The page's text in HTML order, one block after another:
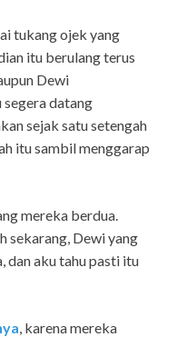
tukang ojek yang
itu berulang terus
Dewi
datang
sejak satu setengah
itu sambil menggarap
mereka berdua.
sekarang, Dewi yang
dan aku tahu pasti itu
, karena mereka